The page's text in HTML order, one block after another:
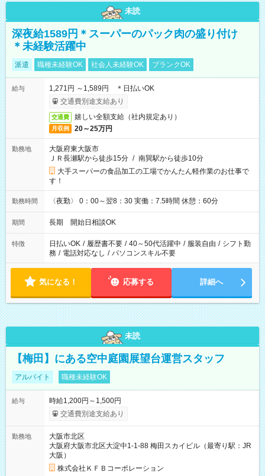
未読
深夜給1589円＊スーパーのパック肉の盛り付け
＊未経験活躍中
派遣 職種未経験OK 社会人未経験OK ブランクOK
給与
1,271円 ～1,589円 ＊日払いOK
交通費別途支給あり
交通費 嬉しい全額支給（社内規定あり）
月収例 20～25万円
勤務地
大阪府東大阪市
ＪＲ長瀬駅から徒歩15分 / 南巽駅から徒歩10分
大手スーパーの食品加工の工場でかんたん軽作業のお仕事で
す！
勤務時間 〈夜勤〉 0：00～翌8：30 実働：7.5時間 休憩：60分
期間 長期 開始日相談OK
特徴 日払いOK / 履歴書不要 / 40～50代活躍中 / 服装自由 / シフト勤
務 / 電話対応なし / パソコンスキル不要
気になる！ 応募する 詳細へ
未読
【梅田】にある空中庭園展望台運営スタッフ
アルバイト 職種未経験OK
給与
時給1,200円～1,500円
交通費別途支給あり
勤務地
大阪市北区
大阪府大阪市北区大淀中1-1-88 梅田スカイビル（最寄り駅：JR
大阪）
株式会社ＫＦＢコーポレーション